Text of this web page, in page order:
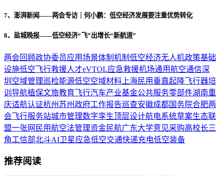
7、澎湃新闻——两会专访｜何小鹏：低空经济发展要注重优势转化
8、盐城晚报——低空经济“飞”出增长“新航道”
两会回顾政协委员应用场景体制机制 低空经济无人机政策基础
设施低空飞行救援人才eVTOL应急救援机场通用航空通信深
圳 空域管理巡检能源低空空域材料 上海民用垂直起降飞行器培
训 导航植保文旅教育飞行汽车产业基金公共服务零部件湖南重
庆适航认证杭州 苏州政府工作报告巡查安徽成都国务院合肥两
会飞行服务站城市管理数字孪生顶层设计航电系统草案生态联
盟一张网 民用航空法管理资金民航广东大学意见采购高校长三
角工信部北斗AI卫星应急低空交通快递充电低空装备
推荐阅读